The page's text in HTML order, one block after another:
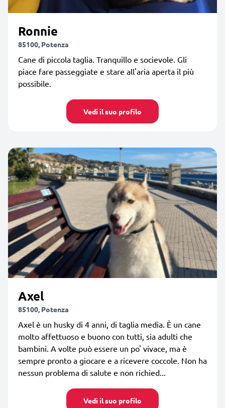
Ronnie
85100, Potenza
Cane di piccola taglia. Tranquillo e socievole. Gli
piace fare passeggiate e stare all'aria aperta il più
possibile.
Vedi il suo profilo
Axel
85100, Potenza
Axel è un husky di 4 anni, di taglia media. È un cane
molto affettuoso e buono con tutti, sia adulti che
bambini. A volte può essere un po' vivace, ma è
sempre pronto a giocare e a ricevere coccole. Non ha
nessun problema di salute e non richied...
Vedi il suo profilo